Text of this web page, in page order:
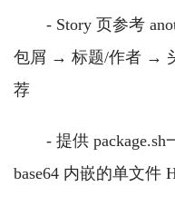
- Story 页参考
包屑 → 标题/作者 →
荐
- 提供
base64 内嵌的单文件